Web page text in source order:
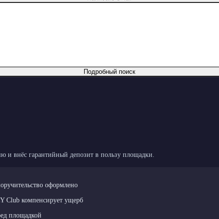
Подробный поиск
и внёс гарантийный депозит в пользу площадки.
оформлено
Club компенсирует ущерб
площадкой